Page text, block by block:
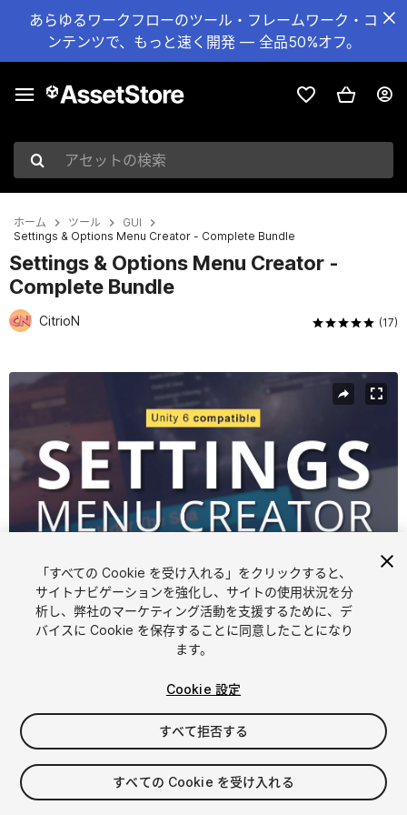
あらゆるワークフローのツール・フレームワーク・コ
ンテンツで、もっと速く開発 — 全品50%オフ。
アセットの検索
ホーム ツール
GUI
Settings & Options Menu Creator - Complete Bundle
Settings & Options Menu Creator -
Complete Bundle
CitrioN (17)
現在のスライド：1 / 18
1/18
$29.99 $59.99
-50%
「すべての Cookie を受け入れる」をクリックすると、
サイトナビゲーションを強化し、サイトの使用状況を分
析し、弊社のマーケティング活動を支援するために、デ
バイスに Cookie を保存することに同意したことになり
ます。
Cookie 設定
すべて拒否する
すべての Cookie を受け入れる